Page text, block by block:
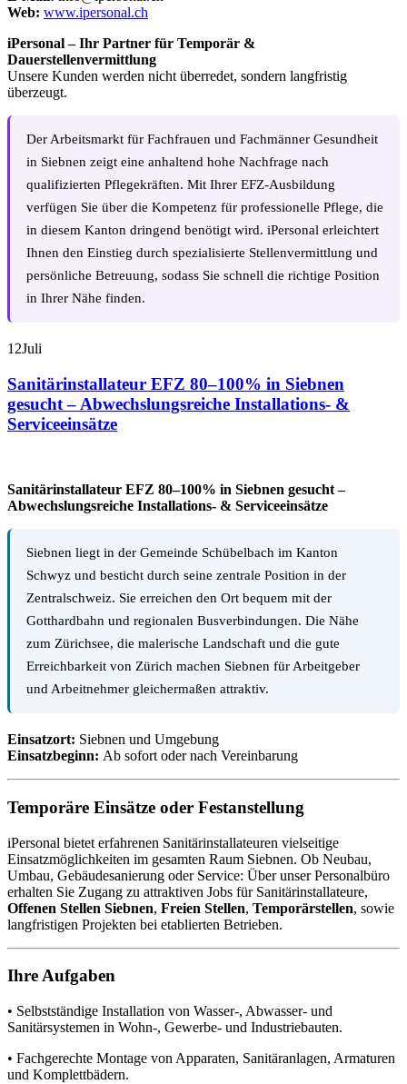
Web: www.ipersonal.ch
iPersonal – Ihr Partner für Temporär &
Dauerstellenvermittlung
Unsere Kunden werden nicht überredet, sondern langfristig
überzeugt.
Der Arbeitsmarkt für Fachfrauen und Fachmänner Gesundheit
in Siebnen zeigt eine anhaltend hohe Nachfrage nach
qualifizierten Pflegekräften. Mit Ihrer EFZ-Ausbildung
verfügen Sie über die Kompetenz für professionelle Pflege, die
in diesem Kanton dringend benötigt wird. iPersonal erleichtert
Ihnen den Einstieg durch spezialisierte Stellenvermittlung und
persönliche Betreuung, sodass Sie schnell die richtige Position
in Ihrer Nähe finden.
12Juli
Sanitärinstallateur EFZ 80–100% in Siebnen
gesucht – Abwechslungsreiche Installations- &
Serviceeinsätze
Sanitärinstallateur EFZ 80–100% in Siebnen gesucht –
Abwechslungsreiche Installations- & Serviceeinsätze
Siebnen liegt in der Gemeinde Schübelbach im Kanton
Schwyz und besticht durch seine zentrale Position in der
Zentralschweiz. Sie erreichen den Ort bequem mit der
Gotthardbahn und regionalen Busverbindungen. Die Nähe
zum Zürichsee, die malerische Landschaft und die gute
Erreichbarkeit von Zürich machen Siebnen für Arbeitgeber
und Arbeitnehmer gleichermaßen attraktiv.
Einsatzort: Siebnen und Umgebung
Einsatzbeginn: Ab sofort oder nach Vereinbarung
Temporäre Einsätze oder Festanstellung
iPersonal bietet erfahrenen Sanitärinstallateuren vielseitige
Einsatzmöglichkeiten im gesamten Raum Siebnen. Ob Neubau,
Umbau, Gebäudesanierung oder Service: Über unser Personalbüro
erhalten Sie Zugang zu attraktiven Jobs für Sanitärinstallateure,
Offenen Stellen Siebnen, Freien Stellen, Temporärstellen, sowie
langfristigen Projekten bei etablierten Betrieben.
Ihre Aufgaben
• Selbstständige Installation von Wasser-, Abwasser- und
Sanitärsystemen in Wohn-, Gewerbe- und Industriebauten.
• Fachgerechte Montage von Apparaten, Sanitäranlagen, Armaturen
und Komplettbädern.